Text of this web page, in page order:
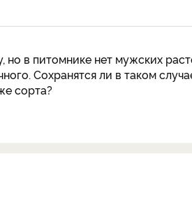
но в питомнике нет мужских
Сохранятся ли в таком
сорта?